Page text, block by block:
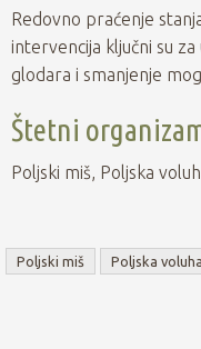
Redovno praćenje
intervencija ključni su
glodara i smanjenje
Štetni
Poljski miš, Poljska
Poljski miš Poljska